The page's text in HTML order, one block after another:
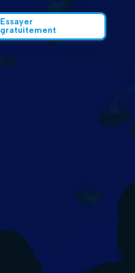
Essayer
gratuitement